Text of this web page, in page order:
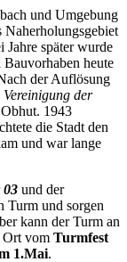
und Umgebung
Naherholungsgebiet
später wurde
heute
der Auflösung
Vereinigung der
1943
die Stadt den
und war lange
03 und der
Turm und sorgen
kann der Turm an
Ort vom Turmfest
1.Mai.